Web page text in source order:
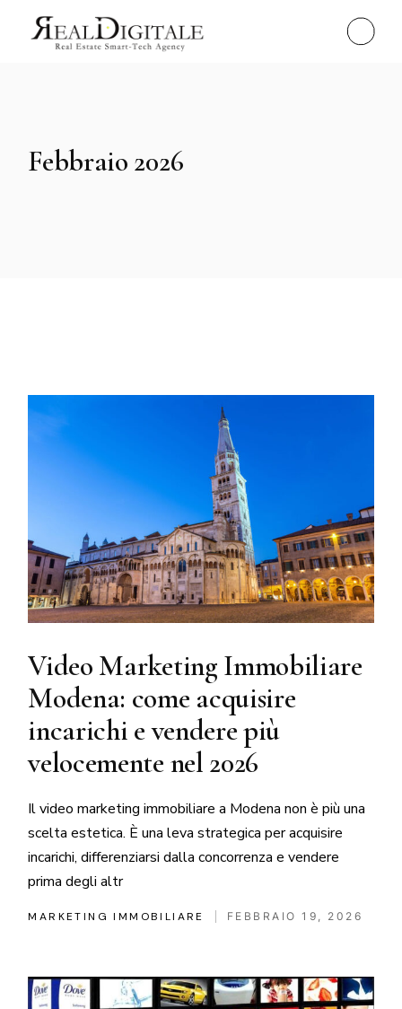
Febbraio 2026
Video Marketing Immobiliare
Modena: come acquisire
incarichi e vendere più
velocemente nel 2026
Il video marketing immobiliare a Modena non è più una
scelta estetica. È una leva strategica per acquisire
incarichi, differenziarsi dalla concorrenza e vendere
prima degli altr
MARKETING IMMOBILIARE FEBBRAIO 19, 2026